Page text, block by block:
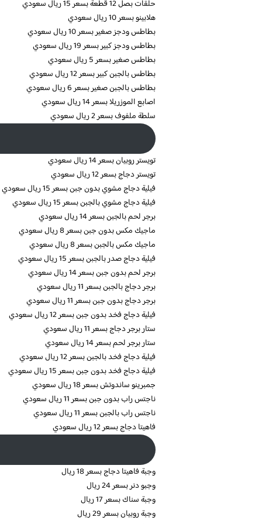
حلقات بصل 12 قطعة بسعر 15 ريال سعودي
هلابينو بسعر 10 ريال سعودي
بطاطس ودجز صغير بسعر 10 ريال سعودي
بطاطس ودجز كبير بسعر 19 ريال سعودي
بطاطس صغير بسعر 5 ريال سعودي
بطاطس بالجبن كبير بسعر 12 ريال سعودي
بطاطس بالجبن صغير بسعر 6 ريال سعودي
اصابع الموزريلا بسعر 14 ريال سعودي
سلطة ملفوف بسعر 2 ريال سعودي
تويستر روبيان بسعر 14 ريال سعودي
تويستر دجاج بسعر 12 ريال سعودي
فيلية دجاج مشوي بدون جبن بسعر 15 ريال سعودي
فيلية دجاج مشوي بالجبن بسعر 15 ريال سعودي
برجر لحم بالجبن بسعر 14 ريال سعودي
ماجيك مكس بدون جبن بسعر 8 ريال سعودي
ماجيك مكس بالجبن بسعر 8 ريال سعودي
فيلية دجاج صدر بالجبن بسعر 15 ريال سعودي
برجر لحم بدون جبن بسعر 14 ريال سعودي
برجر دجاج بالجبن بسعر 11 ريال سعودي
برجر دجاج بدون جبن بسعر 11 ريال سعودي
فيلية دجاج فخد بدون جبن بسعر 12 ريال سعودي
ستار برجر دجاج بسعر 11 ريال سعودي
ستار برجر لحم بسعر 14 ريال سعودي
فيلية دجاج فخد بالجبن بسعر 12 ريال سعودي
فيلية دجاج فخد بدون جبن بسعر 15 ريال سعودي
جمبرينو ساندوتش بسعر 18 ريال سعودي
ناجتس راب بدون جبن بسعر 11 ريال سعودي
ناجتس راب بالجبن بسعر 11 ريال سعودي
فاهيتا دجاج بسعر 12 ريال سعودي
وجبة فاهيتا دجاج بسعر 18 ريال
وجبو دنر بسعر 24 ريال
وجبة سناك بسعر 17 ريال
وجبة روبيان بسعر 29 ريال